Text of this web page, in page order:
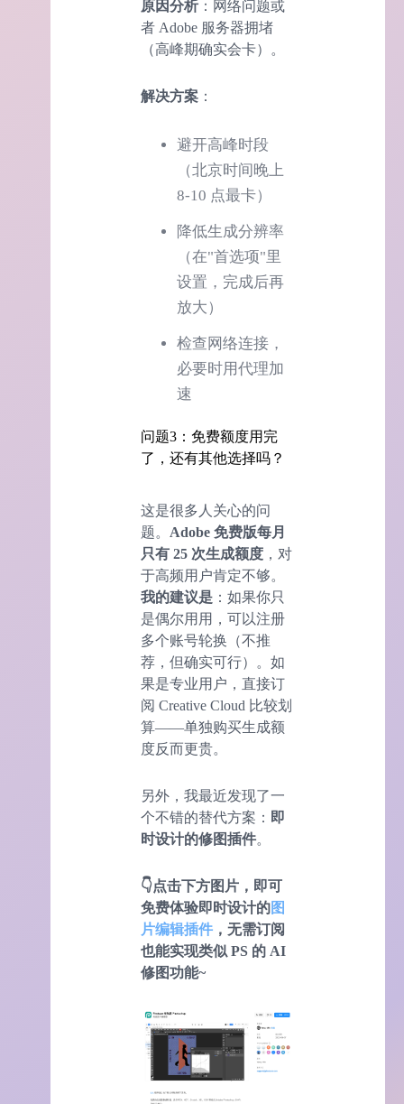
原因分析 ：网络问题或
者 Adobe 服务器拥堵
（高峰期确实会卡）。
解决方案 ：
避开高峰时段
（北京时间晚上
8-10 点最卡）
降低生成分辨率
（在"首选项"里
设置，完成后再
放大）
检查网络连接，
必要时用代理加
速
问题3：免费额度用完
了，还有其他选择吗？
这是很多人关心的问
题。 Adobe 免费版每月
只有 25 次生成额度 ，对
于高频用户肯定不够。
我的建议是 ：如果你只
是偶尔用用，可以注册
多个账号轮换（不推
荐，但确实可行）。如
果是专业用户，直接订
阅 Creative Cloud 比较划
算——单独购买生成额
度反而更贵。
另外，我最近发现了一
个不错的替代方案： 即
时设计的修图插件。
👇点击下方图片，即可
免费体验即时设计的图
片编辑插件 ，无需订阅
也能实现类似 PS 的 AI
修图功能~